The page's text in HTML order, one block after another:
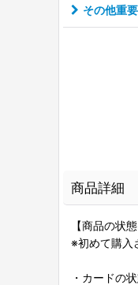
その他重
商品詳細
【商品の状
※初めて購入
・カードの